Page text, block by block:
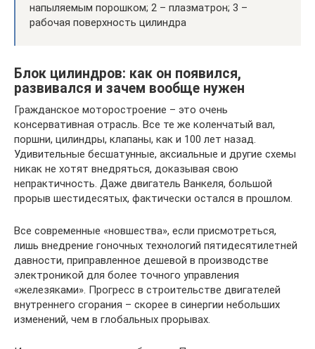
напыляемым порошком; 2 – плазматрон; 3 –
рабочая поверхность цилиндра
Блок цилиндров: как он появился,
развивался и зачем вообще нужен
Гражданское моторостроение – это очень
консервативная отрасль. Все те же коленчатый вал,
поршни, цилиндры, клапаны, как и 100 лет назад.
Удивительные бесшатунные, аксиальные и другие схемы
никак не хотят внедряться, доказывая свою
непрактичность. Даже двигатель Ванкеля, большой
прорыв шестидесятых, фактически остался в прошлом.
Все современные «новшества», если присмотреться,
лишь внедрение гоночных технологий пятидесятилетней
давности, приправленное дешевой в производстве
электроникой для более точного управления
«железяками». Прогресс в строительстве двигателей
внутреннего сгорания – скорее в синергии небольших
изменений, чем в глобальных прорывах.